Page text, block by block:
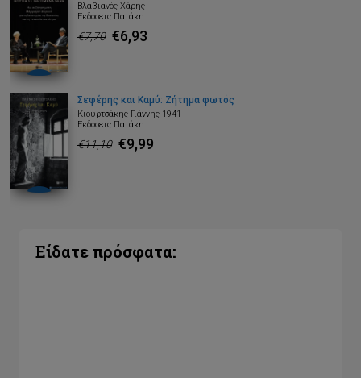
Βλαβιανός Χάρης
Εκδόσεις Πατάκη
€7,70 €6,93
Σεφέρης και Καμύ: Ζήτημα φωτός
Κιουρτσάκης Γιάννης 1941-
Εκδόσεις Πατάκη
€11,10 €9,99
Είδατε πρόσφατα: